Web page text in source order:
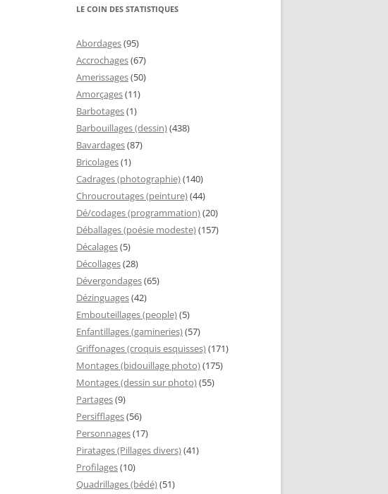
LE COIN DES STATISTIQUES
Abordages(95)
Accrochages(67)
Amerissages(50)
Amorçages(11)
Barbotages(1)
Barbouillages (dessin)(438)
Bavardages(87)
Bricolages(1)
Cadrages (photographie)(140)
Chroucroutages (peinture)(44)
Dé/codages (programmation)(20)
Déballages (poésie modeste)(157)
Décalages(5)
Décollages(28)
Dévergondages(65)
Dézinguages(42)
Embouteillages (people)(5)
Enfantillages (gamineries)(57)
Griffonages (croquis esquisses)(171)
Montages (bidouillage photo)(175)
Montages (dessin sur photo)(55)
Partages(9)
Persifflages(56)
Personnages(17)
Piratages (Pillages divers)(41)
Profilages(10)
Quadrillages (bédé)(51)